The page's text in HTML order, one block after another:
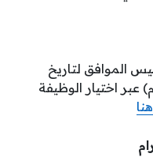
الموافق لتاريخ
1446/7/9هـ (الموافق 2025/1/9م) عبر اختيار الوظيفة